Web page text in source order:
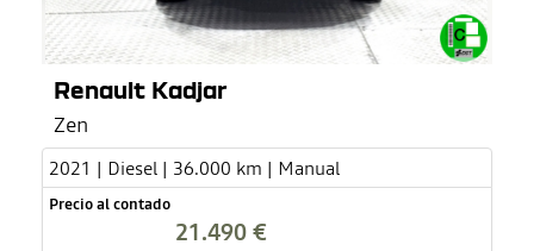
Renault Kadjar
Zen
2021 | Diesel | 36.000 km | Manual
Precio al contado
21.490 €